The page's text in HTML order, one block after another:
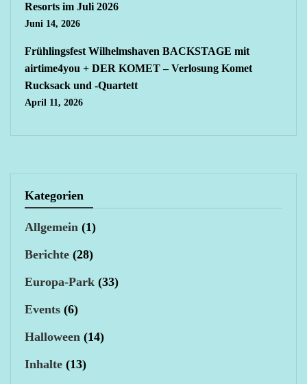
Resorts im Juli 2026
Juni 14, 2026
Frühlingsfest Wilhelmshaven BACKSTAGE mit
airtime4you + DER KOMET – Verlosung Komet
Rucksack und -Quartett
April 11, 2026
Kategorien
Allgemein (1)
Berichte (28)
Europa-Park (33)
Events (6)
Halloween (14)
Inhalte (13)